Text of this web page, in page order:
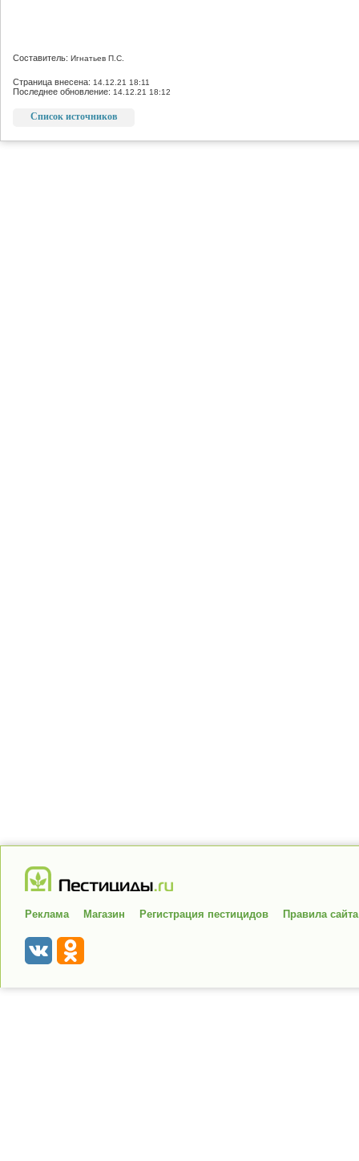
Составитель: Игнатьев П.С.
Страница внесена: 14.12.21 18:11
Последнее обновление: 14.12.21 18:12
Список источников
Реклама Магазин Регистрация пестицидов Правила сайта